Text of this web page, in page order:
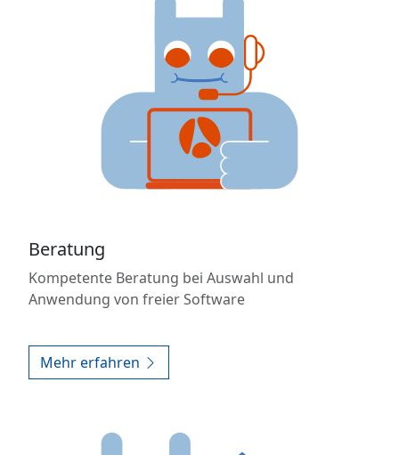
Beratung
Kompetente Beratung bei Auswahl und
Anwendung von freier Software
Mehr erfahren